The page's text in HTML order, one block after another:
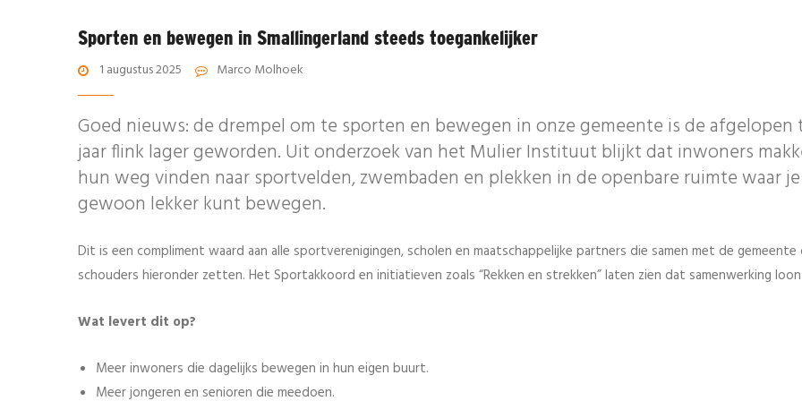
Sporten en bewegen in Smallingerland steeds toegankelijker
1 augustus 2025 Marco Molhoek
Goed nieuws: de drempel om te sporten en bewegen in onze gemeente is de afgelopen
jaar flink lager geworden. Uit onderzoek van het Mulier Instituut blijkt dat inwoners
hun weg vinden naar sportvelden, zwembaden en plekken in de openbare ruimte waar je
gewoon lekker kunt bewegen.
Dit is een compliment waard aan alle sportverenigingen, scholen en maatschappelijke partners die samen met de gemeente
schouders hieronder zetten. Het Sportakkoord en initiatieven zoals “Rekken en strekken” laten zien dat samenwerking
Wat levert dit op?
Meer inwoners die dagelijks bewegen in hun eigen buurt.
Meer jongeren en senioren die meedoen.